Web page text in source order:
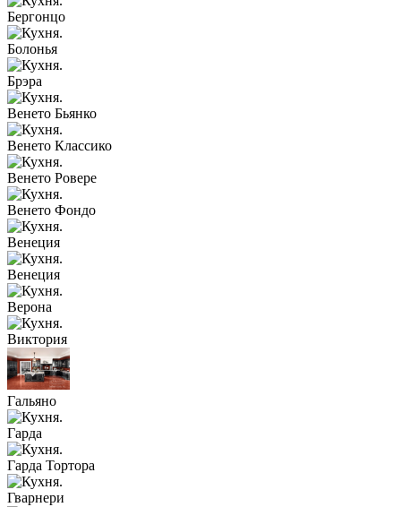
Бергонцо
Болонья
Брэра
Венето Бьянко
Венето Классико
Венето Ровере
Венето Фондо
Венеция
Венеция
Верона
Виктория
Гальяно
Гарда
Гарда Тортора
Гварнери